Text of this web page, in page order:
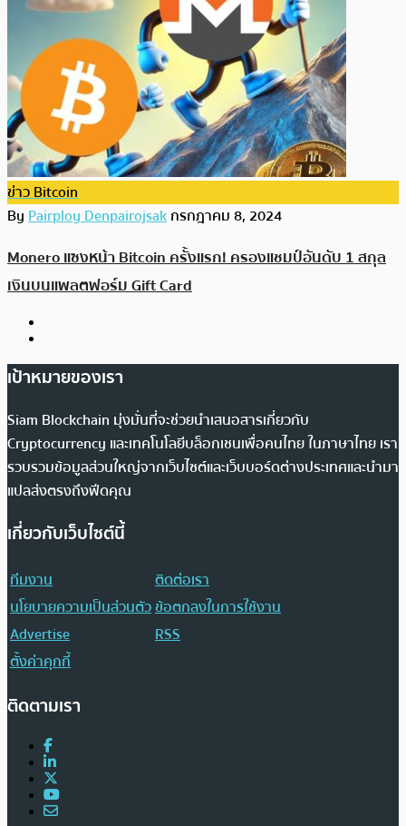
ข่าว Bitcoin
ByPairploy Denpairojsakกรกฎาคม 8, 2024
Monero แซงหน้า Bitcoin ครั้งแรก! ครองแชมป์อันดับ 1 สกุล
เงินบนแพลตฟอร์ม Gift Card
เป้าหมายของเรา
Siam Blockchain มุ่งมั่นที่จะช่วยนำเสนอสารเกี่ยวกับ
Cryptocurrency และเทคโนโลยีบล็อกเชนเพื่อคนไทย ในภาษาไทย เรา
รวบรวมข้อมูลส่วนใหญ่จากเว็บไซต์และเว็บบอร์ดต่างประเทศและนำมา
แปลส่งตรงถึงฟีดคุณ
เกี่ยวกับเว็บไซต์นี้
ทีมงาน
ติดต่อเรา
นโยบายความเป็นส่วนตัวข้อตกลงในการใช้งาน
Advertise
RSS
ตั้งค่าคุกกี้
ติดตามเรา